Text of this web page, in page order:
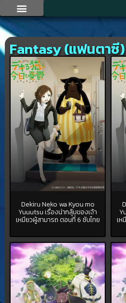
Fantasy (แฟนตาซี)
Dekiru Neko wa Kyou mo
Yuuutsu เรื่องน่ากลุ้มของเจ้า
เหมียวผู้สามารถ ตอนที่ 6 ซับไทย เห